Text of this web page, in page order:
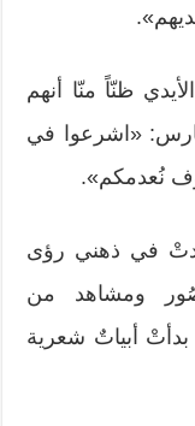
ظنّاً منّا أنهم
«اشرعوا في
نُعدمكم».
في ذهني رؤى
صُور ومشاهد من
بدأتْ أبياتٌ شعرية